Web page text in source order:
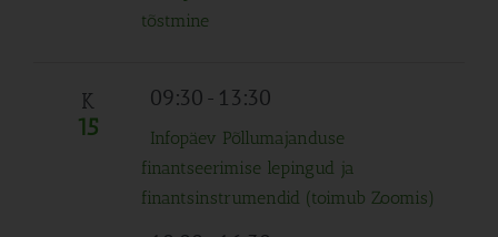
tõstmine
K
15
09:30- 13:30
Infopäev Põllumajanduse
finantseerimise lepingud ja
finantsinstrumendid (toimub Zoomis)